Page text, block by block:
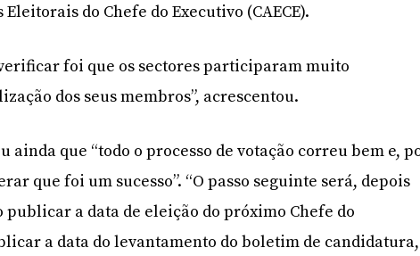
Eleitorais do Chefe do Executivo (CAECE).
foi que os sectores participaram muito
dos seus membros”, acrescentou.
ainda que “todo o processo de votação correu bem e,
que foi um sucesso”. “O passo seguinte será, depois
publicar a data de eleição do próximo Chefe do
a data do levantamento do boletim de candidatura,